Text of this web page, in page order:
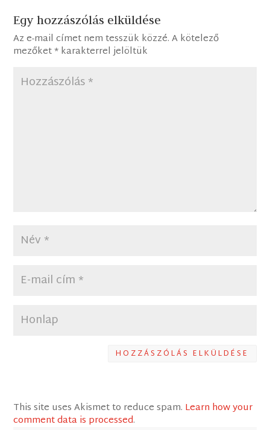
Egy hozzászólás elküldése
Az e-mail címet nem tesszük közzé. A kötelező
mezőket*karakterrel jelöltük
HOZZÁSZÓLÁS ELKÜLDÉSE
This site uses Akismet to reduce spam. Learn how your
comment data is processed.